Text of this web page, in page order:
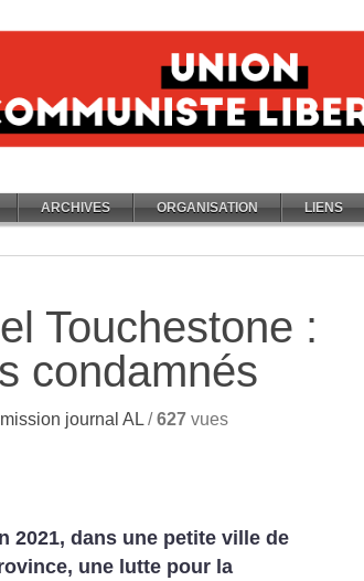
ARCHIVES ORGANISATION LIENS
Touchestone :
condamnés
journal AL /627 vues
2021, dans une petite ville de
une lutte pour la